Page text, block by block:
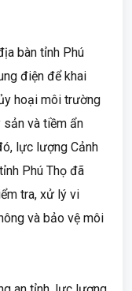
bàn tỉnh Phú
điện để khai
hoại môi trường
sản và tiềm ẩn
lực lượng Cảnh
Phú Thọ đã
tra, xử lý vi
và bảo vệ môi